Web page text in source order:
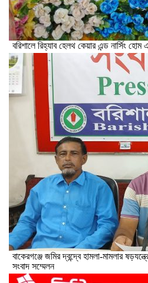
বরিশালে রিহ্যাব হেলথ কেয়ার এন্ড নার্সিং
বাকেরগঞ্জে জমির দ্বন্দ্বে হামলা-মামলার
সংবাদ সম্মেলন